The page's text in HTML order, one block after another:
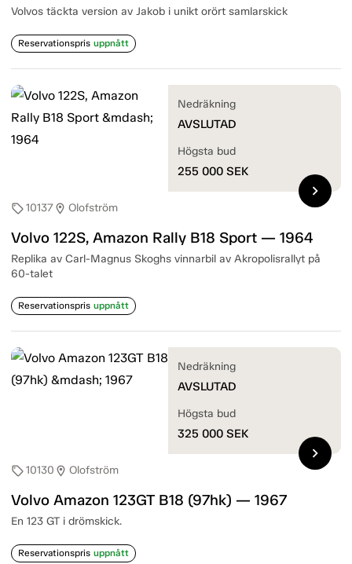
Volvos täckta version av Jakob i unikt orört samlarskick
Reservationspris uppnått
sell10137location_on Olofström
Volvo 122S, Amazon Rally B18 Sport — 1964
Replika av Carl-Magnus Skoghs vinnarbil av Akropolisrallyt på
60-talet
Reservationspris uppnått
Nedräkning
AVSLUTAD
Högsta bud
255 000 SEK
chevron_right
sell10130 location_on Olofström
Volvo Amazon 123GT B18 (97hk) — 1967
En 123 GT i drömskick.
Reservationspris uppnått
Nedräkning
AVSLUTAD
Högsta bud
325 000 SEK
chevron_right